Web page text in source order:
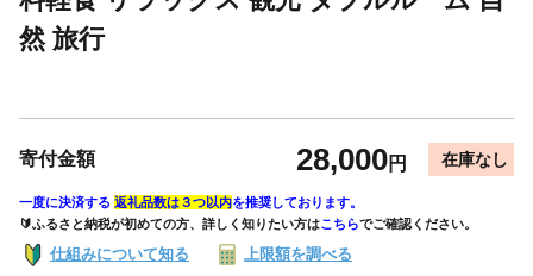
然 旅行
寄付金額 28,000円 在庫なし
一度に決済する 返礼品数は３つ以内を推奨しております。
🔰ふるさと納税が初めての方、詳しく知りたい方はこちらでご確認ください。
仕組みについて知る 上限額を調べる